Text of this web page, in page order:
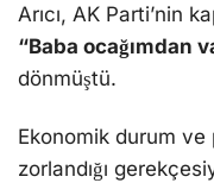
Arıcı, AK Parti’nin
“Baba ocağımdan
dönmüştü.
Ekonomik durum
zorlandığı